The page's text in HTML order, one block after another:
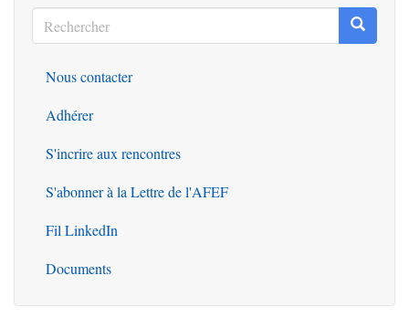
Rechercher
Rechercher
Outils
Nous contacter
Adhérer
S'incrire aux rencontres
S'abonner à la Lettre de l'AFEF
Fil LinkedIn
Documents